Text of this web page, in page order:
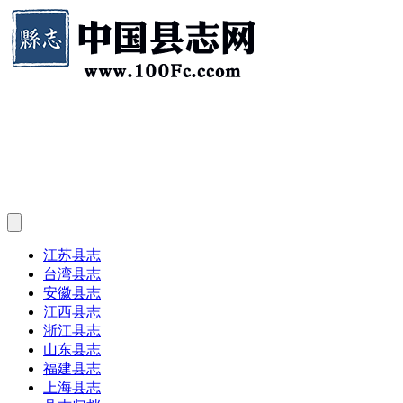
江苏县志
台湾县志
安徽县志
江西县志
浙江县志
山东县志
福建县志
上海县志